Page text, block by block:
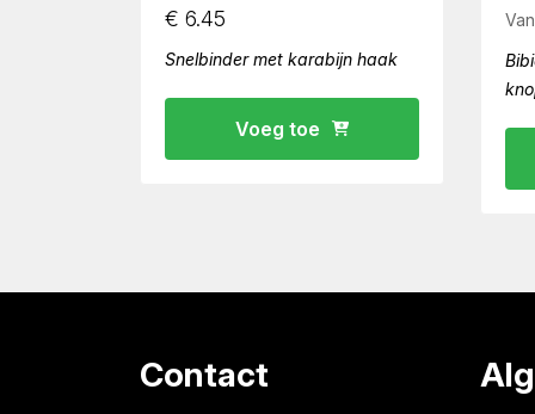
€ 6.45
Snelbinder met karabijn haak
Voeg toe
Contact